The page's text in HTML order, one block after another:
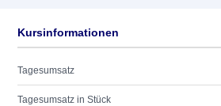
Kursinformationen
Tagesumsatz
Tagesumsatz in Stück